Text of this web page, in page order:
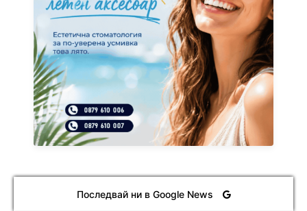
Последвай ни в Google News